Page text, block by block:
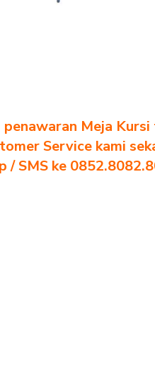
Meja
Service kami
/ SMS ke